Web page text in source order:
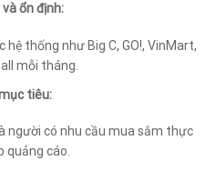
ổn định:
thống như Big C, GO!, VinMart,
mỗi tháng.
tiêu:
người có nhu cầu mua sắm thực
quảng cáo.